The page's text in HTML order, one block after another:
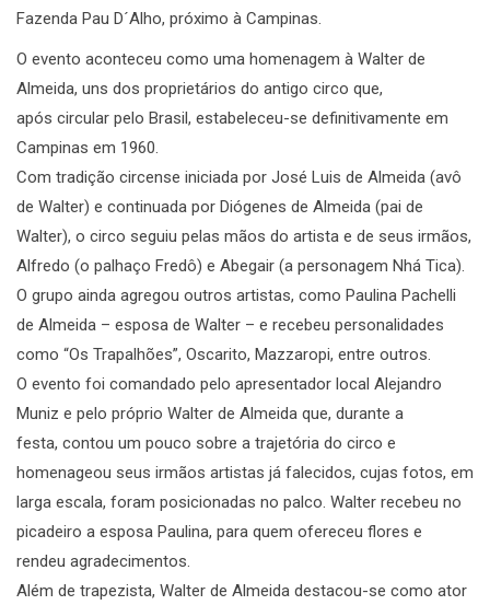
Fazenda Pau D´Alho, próximo à Campinas.
O evento aconteceu como uma homenagem à Walter de
Almeida, uns dos proprietários do antigo circo que,
após circular pelo Brasil, estabeleceu-se definitivamente em
Campinas em 1960.
Com tradição circense iniciada por José Luis de Almeida (avô
de Walter) e continuada por Diógenes de Almeida (pai de
Walter), o circo seguiu pelas mãos do artista e de seus irmãos,
Alfredo (o palhaço Fredô) e Abegair (a personagem Nhá Tica).
O grupo ainda agregou outros artistas, como Paulina Pachelli
de Almeida – esposa de Walter – e recebeu personalidades
como “Os Trapalhões”, Oscarito, Mazzaropi, entre outros.
O evento foi comandado pelo apresentador local Alejandro
Muniz e pelo próprio Walter de Almeida que, durante a
festa, contou um pouco sobre a trajetória do circo e
homenageou seus irmãos artistas já falecidos, cujas fotos, em
larga escala, foram posicionadas no palco. Walter recebeu no
picadeiro a esposa Paulina, para quem ofereceu flores e
rendeu agradecimentos.
Além de trapezista, Walter de Almeida destacou-se como ator